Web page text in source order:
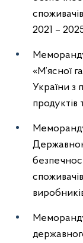
2021 –
«М’ясної
України з
продуктів